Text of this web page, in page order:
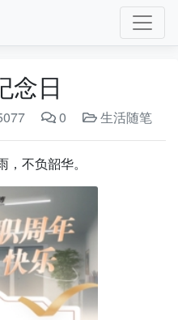
念日
0 生活随笔
不负韶华。